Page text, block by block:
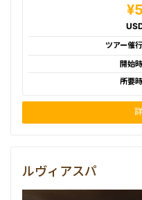
ツアー催
開始
所要
ルヴィアスパ